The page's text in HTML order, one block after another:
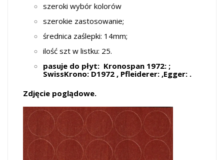
szeroki wybór kolorów
szerokie zastosowanie;
średnica zaślepki: 14mm;
ilość szt w listku: 25.
pasuje do płyt: Kronospan 1972: ;
SwissKrono: D1972 , Pfleiderer: ,Egger: .
Zdjęcie poglądowe.